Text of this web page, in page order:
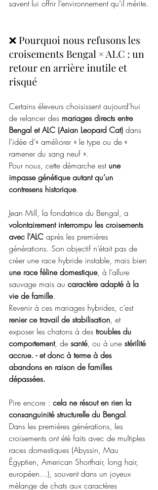
savent lui offrir l’environnement qu’il mérite.
❌ Pourquoi nous refusons les
croisements Bengal × ALC : un
retour en arrière inutile et
risqué
Certains éleveurs choisissent aujourd’hui
de relancer des mariages directs entre
Bengal et ALC (Asian Leopard Cat) dans
l’idée d’« améliorer » le type ou de «
ramener du sang neuf ».
Pour nous, cette démarche est une
impasse génétique autant qu’un
contresens historique.
Jean Mill, la fondatrice du Bengal, a
volontairement interrompu les croisements
avec l’ALC après les premières
générations. Son objectif n’était pas de
créer une race hybride instable, mais bien
une race féline domestique, à l’allure
sauvage mais au caractère adapté à la
vie de famille.
Revenir à ces mariages hybrides, c’est
renier ce travail de stabilisation, et
exposer les chatons à des troubles du
comportement, de santé, ou à une stérilité
accrue. - et donc à terme à des
abandons en raison de familles
dépassées.
Pire encore : cela ne résout en rien la
consanguinité structurelle du Bengal.
Dans les premières générations, les
croisements ont été faits avec de multiples
races domestiques (Abyssin, Mau
Égyptien, American Shorthair, long hair,
européen…), souvent dans un joyeux
mélange de chats aux caractères